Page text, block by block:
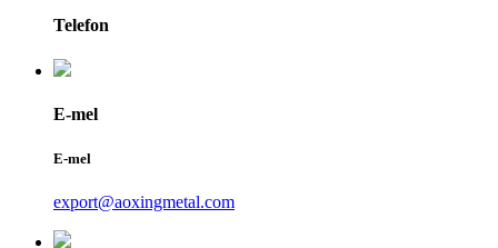
Telefon
E-mel
E-mel
export@aoxingmetal.com